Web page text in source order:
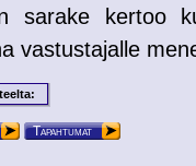
sarake kertoo
vastustajalle
Tapahtumat